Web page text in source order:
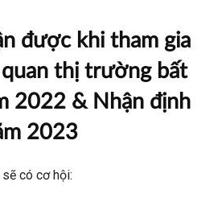
được khi tham gia
quan thị trường bất
2022 & Nhận định
2023
có cơ hội: